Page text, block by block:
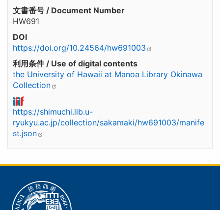
文書番号 / Document Number
HW691
DOI
https://doi.org/10.24564/hw691003
利用条件 / Use of digital contents
the University of Hawaii at Manoa Library Okinawa
Collection
https://shimuchi.lib.u-
ryukyu.ac.jp/collection/sakamaki/hw691003/manife
st.json